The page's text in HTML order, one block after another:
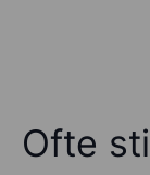
Ofte